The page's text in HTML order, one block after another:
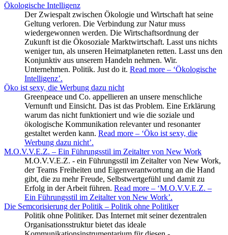
Ökologische Intelligenz
Der Zwiespalt zwischen Ökologie und Wirtschaft hat seine
Geltung verloren. Die Verbindung zur Natur muss
wiedergewonnen werden. Die Wirtschaftsordnung der
Zukunft ist die Ökosoziale Marktwirtschaft. Lasst uns nichts
weniger tun, als unseren Heimatplaneten retten. Lasst uns den
Konjunktiv aus unserem Handeln nehmen. Wir.
Unternehmen. Politik. Just do it. Read more – ‘Ökologische
Intelligenz’.
Öko ist sexy, die Werbung dazu nicht
Greenpeace und Co. appellieren an unsere menschliche
Vernunft und Einsicht. Das ist das Problem. Eine Erklärung
warum das nicht funktioniert und wie die soziale und
ökologische Kommunikation relevanter und resonanter
gestaltet werden kann. Read more – ‘Öko ist sexy, die
Werbung dazu nicht’.
M.O.V.V.E.Z. – Ein Führungsstil im Zeitalter von New Work
M.O.V.V.E.Z. - ein Führungsstil im Zeitalter von New Work,
der Teams Freiheiten und Eigenverantwortung an die Hand
gibt, die zu mehr Freude, Selbstwertgefühl und damit zu
Erfolg in der Arbeit führen. Read more – ‘M.O.V.V.E.Z. –
Ein Führungsstil im Zeitalter von New Work’.
Die Semcorisierung der Politik – Politik ohne Politiker
Politik ohne Politiker. Das Internet mit seiner dezentralen
Organisationsstruktur bietet das ideale